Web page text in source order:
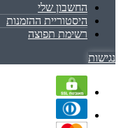
החשבון שלי
היסטוריית ההזמנות
רשימת תפוצה
נגישות